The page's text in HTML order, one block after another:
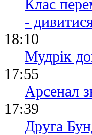
Клас
-
18:10
Мудрік
17:55
Арсенал
17:39
Друга